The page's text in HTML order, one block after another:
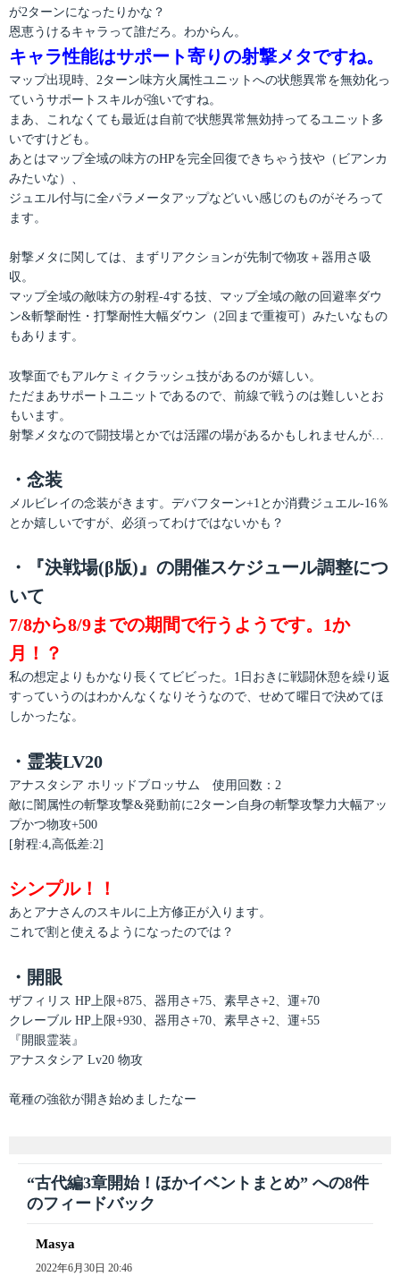
が2ターンになったりかな？
恩恵うけるキャラって誰だろ。わからん。
キャラ性能はサポート寄りの射撃メタですね。
マップ出現時、2ターン味方火属性ユニットへの状態異常を無効化っ
ていうサポートスキルが強いですね。
まあ、これなくても最近は自前で状態異常無効持ってるユニット多
いですけども。
あとはマップ全域の味方のHPを完全回復できちゃう技や（ビアンカ
みたいな）、
ジュエル付与に全パラメータアップなどいい感じのものがそろって
ます。
射撃メタに関しては、まずリアクションが先制で物攻＋器用さ吸
収。
マップ全域の敵味方の射程-4する技、マップ全域の敵の回避率ダウ
ン&斬撃耐性・打撃耐性大幅ダウン（2回まで重複可）みたいなもの
もあります。
攻撃面でもアルケミィクラッシュ技があるのが嬉しい。
ただまあサポートユニットであるので、前線で戦うのは難しいとお
もいます。
射撃メタなので闘技場とかでは活躍の場があるかもしれませんが…
・念装
メルビレイの念装がきます。デバフターン+1とか消費ジュエル-16％
とか嬉しいですが、必須ってわけではないかも？
・『決戦場(β版)』の開催スケジュール調整につ
いて
7/8から8/9までの期間で行うようです。1か
月！？
私の想定よりもかなり長くてビビった。1日おきに戦闘休憩を繰り返
すっていうのはわかんなくなりそうなので、せめて曜日で決めてほ
しかったな。
・霊装LV20
アナスタシア ホリッドブロッサム 使用回数：2
敵に闇属性の斬撃攻撃&発動前に2ターン自身の斬撃攻撃力大幅アッ
プかつ物攻+500
[射程:4,高低差:2]
シンプル！！
あとアナさんのスキルに上方修正が入ります。
これで割と使えるようになったのでは？
・開眼
ザフィリス HP上限+875、器用さ+75、素早さ+2、運+70
クレーブル HP上限+930、器用さ+70、素早さ+2、運+55
『開眼霊装』
アナスタシア Lv20 物攻
竜種の強欲が開き始めましたなー
“古代編3章開始！ほかイベントまとめ” への8件
のフィードバック
Masya
り:
2022年6月30日 20:46